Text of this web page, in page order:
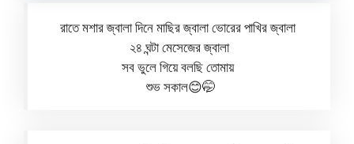
রাতে মশার জ্বালা দিনে মাছির জ্বালা ভোরের পাখির জ্বালা
২৪ ঘন্টা মেসেজের জ্বালা
সব ভুলে গিয়ে বলছি তোমায়
শুভ সকাল😊🤭